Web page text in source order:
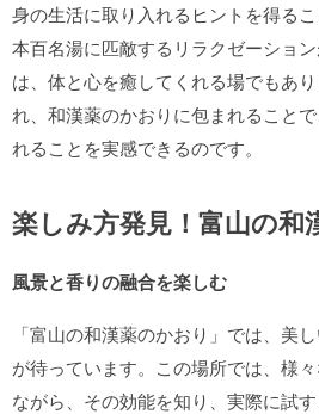
身の生活に取り入れるヒントを得る
本百名湯に匹敵するリラクゼーショ
は、体と心を癒してくれる場でもあ
れ、和漢薬のかおりに包まれること
れることを実感できるのです。
楽しみ方発見！富山の和
風景と香りの融合を楽しむ
「富山の和漢薬のかおり」では、美
が待っています。この場所では、様
ながら、その効能を知り、実際に試